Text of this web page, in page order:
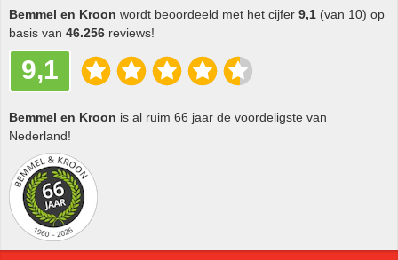
Bemmel en Kroon wordt beoordeeld met het cijfer 9,1 (van 10) op
basis van 46.256 reviews!
9,1
Bemmel en Kroon is al ruim 66 jaar de voordeligste van
Nederland!